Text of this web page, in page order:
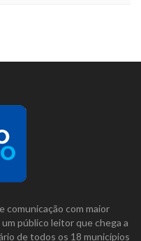
comunicação com maior
público leitor que chega a
de todos os 18 municípios